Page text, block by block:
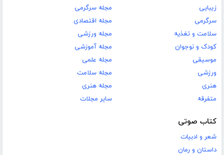
زیبایی
سرگرمی
سلامت و تغذیه
کودک و نوجوان
موسیقی
ورزشی
هنری
متفرقه
مجله سرگرمی
مجله اقتصادی
مجله ورزشی
مجله آموزشی
مجله علمی
مجله سلامت
مجله هنری
سایر مجلات
کتاب صوتی
شعر و ادبیات
داستان و رمان